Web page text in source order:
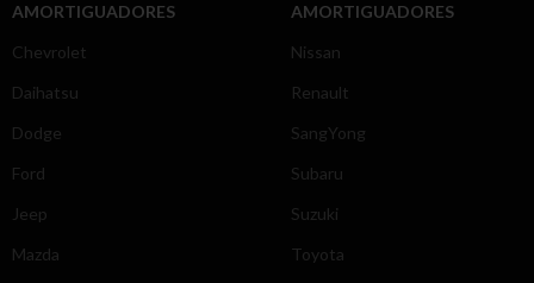
AMORTIGUADORES
Chevrolet
Daihatsu
Dodge
Ford
Jeep
Mazda
AMORTIGUADORES
Nissan
Renault
SangYong
Subaru
Suzuki
Toyota